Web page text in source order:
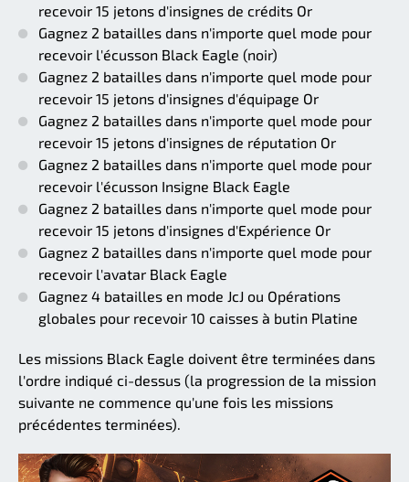
recevoir 15 jetons d'insignes de crédits Or
Gagnez 2 batailles dans n'importe quel mode pour
recevoir l'écusson Black Eagle (noir)
Gagnez 2 batailles dans n'importe quel mode pour
recevoir 15 jetons d'insignes d'équipage Or
Gagnez 2 batailles dans n'importe quel mode pour
recevoir 15 jetons d'insignes de réputation Or
Gagnez 2 batailles dans n'importe quel mode pour
recevoir l'écusson Insigne Black Eagle
Gagnez 2 batailles dans n'importe quel mode pour
recevoir 15 jetons d'insignes d'Expérience Or
Gagnez 2 batailles dans n'importe quel mode pour
recevoir l'avatar Black Eagle
Gagnez 4 batailles en mode JcJ ou Opérations
globales pour recevoir 10 caisses à butin Platine
Les missions Black Eagle doivent être terminées dans
l'ordre indiqué ci-dessus (la progression de la mission
suivante ne commence qu'une fois les missions
précédentes terminées).